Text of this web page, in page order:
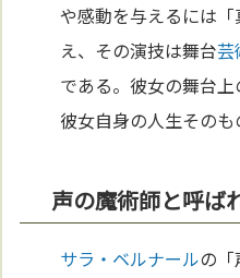
や感動を与えるには
え、その演技は舞台芸
である。彼女の舞台上
彼女自身の人生そのも
声の魔術師と呼ば
サラ・ベルナールの